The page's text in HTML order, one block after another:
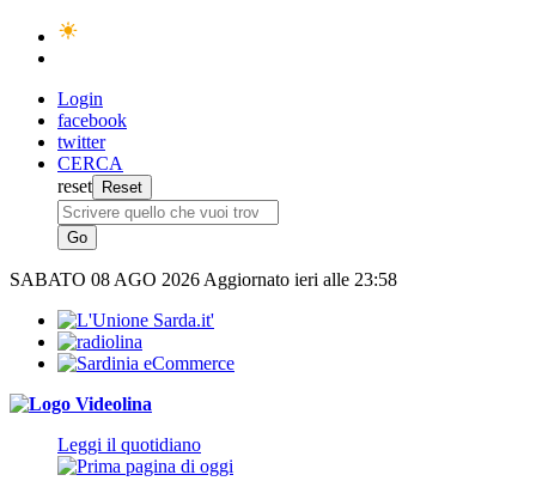
Login
facebook
twitter
CERCA
reset
SABATO 08 AGO 2026 Aggiornato ieri alle 23:58
Leggi il quotidiano